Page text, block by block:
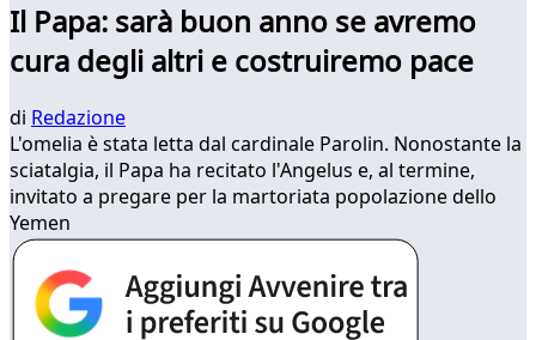
Il Papa: sarà buon anno se avremo
cura degli altri e costruiremo pace
di Redazione
L'omelia è stata letta dal cardinale Parolin. Nonostante la
sciatalgia, il Papa ha recitato l'Angelus e, al termine,
invitato a pregare per la martoriata popolazione dello
Yemen